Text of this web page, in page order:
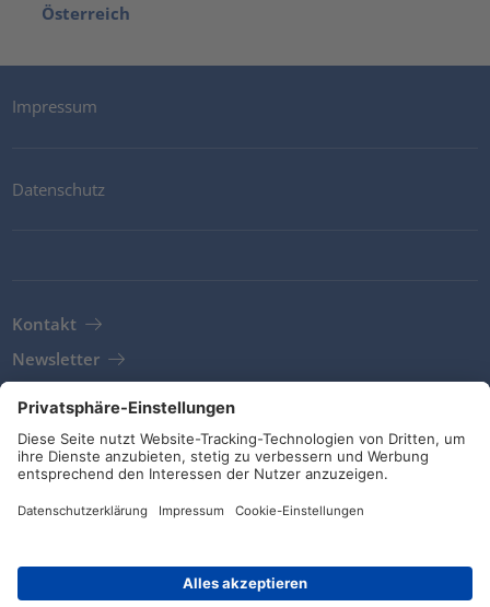
Österreich
Impressum
Datenschutz
Kontakt
Newsletter
AGB
Richtlinien und Bekenntnisse
Soziale Medien